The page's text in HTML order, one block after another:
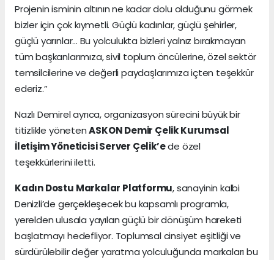
Projenin isminin altının ne kadar dolu olduğunu görmek
bizler için çok kıymetli. Güçlü kadınlar, güçlü şehirler,
güçlü yarınlar... Bu yolculukta bizleri yalnız bırakmayan
tüm başkanlarımıza, sivil toplum öncülerine, özel sektör
temsilcilerine ve değerli paydaşlarımıza içten teşekkür
ederiz.”
Nazlı Demirel ayrıca, organizasyon sürecini büyük bir
titizlikle yönetenASKON Demir Çelik Kurumsal
İletişim Yöneticisi Server Çelik’ede özel
teşekkürlerini iletti.
Kadın Dostu Markalar Platformu, sanayinin kalbi
Denizli’de gerçekleşecek bu kapsamlı programla,
yerelden ulusala yayılan güçlü bir dönüşüm hareketi
başlatmayı hedefliyor. Toplumsal cinsiyet eşitliği ve
sürdürülebilir değer yaratma yolculuğunda markaları bu